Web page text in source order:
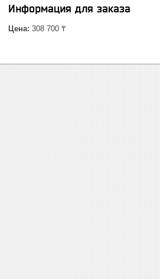
Информация для заказа
Цена: 308 700 ₸